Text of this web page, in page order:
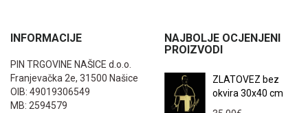
INFORMACIJE
PIN TRGOVINE NAŠICE d.o.o.
Franjevačka 2e, 31500 Našice
OIB: 49019306549
MB: 2594579
NAJBOLJE OCJENJENI
PROIZVODI
ZLATOVEZ bez
okvira 30x40 cm